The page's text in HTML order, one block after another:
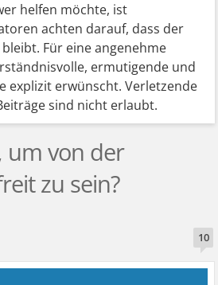
helfen möchte, ist
achten darauf, dass der
Für eine angenehme
ermutigende und
explizit erwünscht. Verletzende
sind nicht erlaubt.
um von der
zu sein?
10